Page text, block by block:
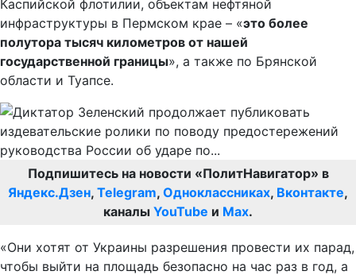
Каспийской флотилии, объектам нефтяной
инфраструктуры в Пермском крае – «это более
полутора тысяч километров от нашей
государственной границы», а также по Брянской
области и Туапсе.
Подпишитесь на новости «ПолитНавигатор» в
Яндекс.Дзен, Telegram, Одноклассниках, Вконтакте,
каналы YouTube и Max.
«Они хотят от Украины разрешения провести их парад,
чтобы выйти на площадь безопасно на час раз в год, а